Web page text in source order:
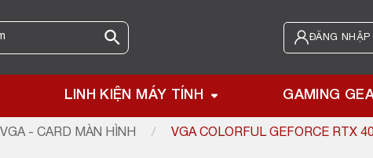
ĐĂNG
LINH KIỆN MÁY TÍNH GAMING
VGA - CARD MÀN HÌNH / VGA COLORFUL GEFORCE RTX